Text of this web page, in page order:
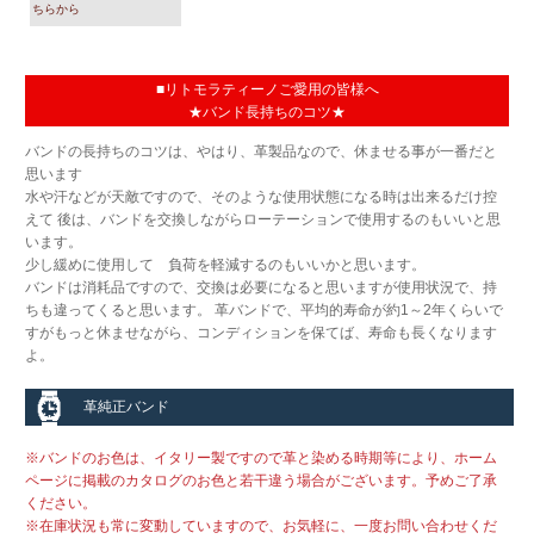
ちらから
■リトモラティーノご愛用の皆様へ
★バンド長持ちのコツ★
バンドの長持ちのコツは、やはり、革製品なので、休ませる事が一番だと
思います
水や汗などが天敵ですので、そのような使用状態になる時は出来るだけ控
えて 後は、バンドを交換しながらローテーションで使用するのもいいと思
います。
少し緩めに使用して 負荷を軽減するのもいいかと思います。
バンドは消耗品ですので、交換は必要になると思いますが使用状況で、持
ちも違ってくると思います。 革バンドで、平均的寿命が約1～2年くらいで
すがもっと休ませながら、コンディションを保てば、寿命も長くなります
よ。
革純正バンド
※バンドのお色は、イタリー製ですので革と染める時期等により、ホーム
ページに掲載のカタログのお色と若干違う場合がございます。予めご了承
ください。
※在庫状況も常に変動していますので、お気軽に、一度お問い合わせくだ